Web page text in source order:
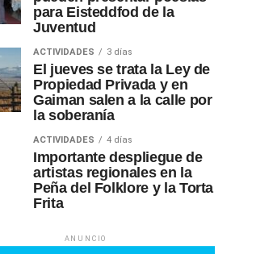
para Eisteddfod de la
Juventud
ACTIVIDADES 3 días
El jueves se trata la Ley de
Propiedad Privada y en
Gaiman salen a la calle por
la soberanía
ACTIVIDADES 4 días
Importante despliegue de
artistas regionales en la
Peña del Folklore y la Torta
Frita
ANUNCIO